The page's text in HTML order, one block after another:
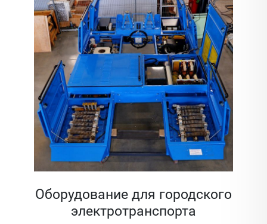
Оборудование для городского
электротранспорта